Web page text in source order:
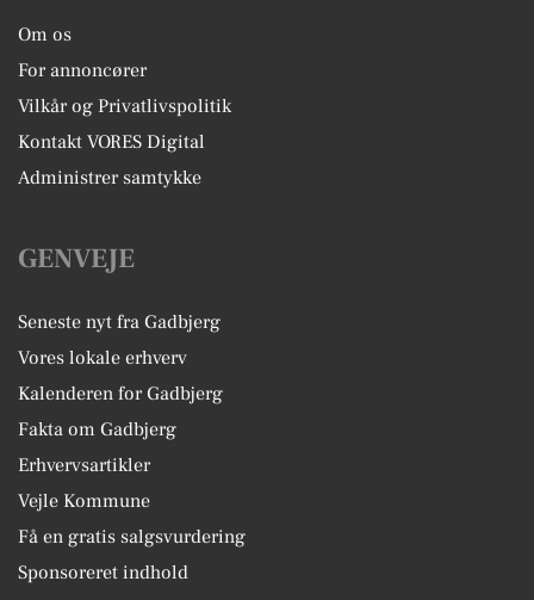
Om os
For annoncører
Vilkår og Privatlivspolitik
Kontakt VORES Digital
Administrer samtykke
GENVEJE
Seneste nyt fra Gadbjerg
Vores lokale erhverv
Kalenderen for Gadbjerg
Fakta om Gadbjerg
Erhvervsartikler
Vejle Kommune
Få en gratis salgsvurdering
Sponsoreret indhold